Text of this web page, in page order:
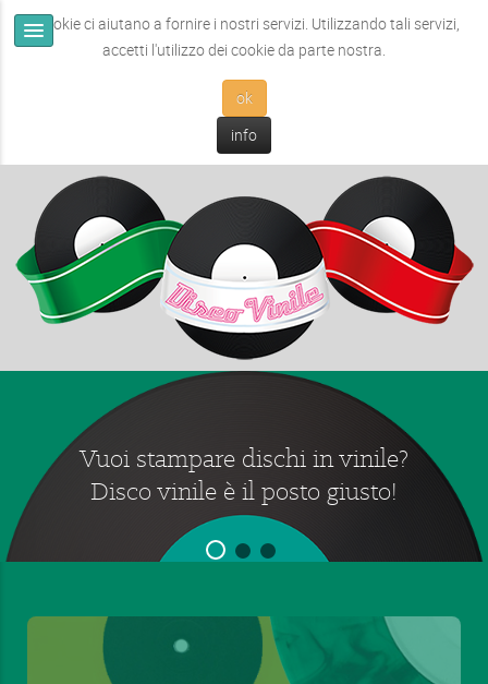
I cookie ci aiutano a fornire i nostri servizi. Utilizzando tali servizi,
accetti l'utilizzo dei cookie da parte nostra.
ok
info
Vuoi stampare dischi in vinile?
Disco vinile è il posto giusto!